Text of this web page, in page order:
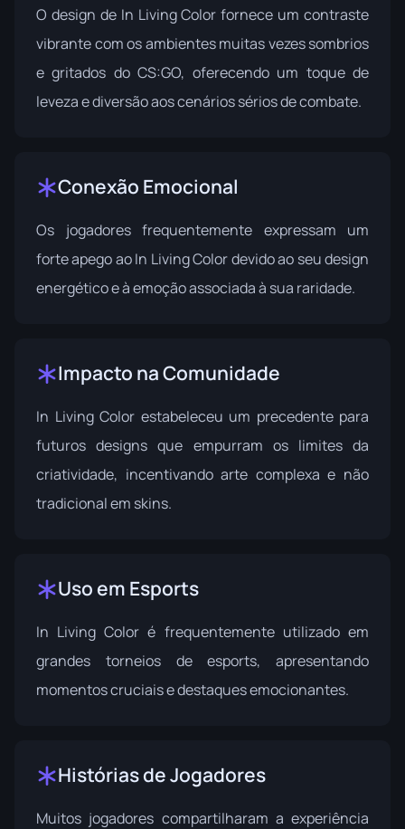
O design de In Living Color fornece um contraste
vibrante com os ambientes muitas vezes sombrios
e gritados do CS:GO, oferecendo um toque de
leveza e diversão aos cenários sérios de combate.
Conexão Emocional
Os jogadores frequentemente expressam um
forte apego ao In Living Color devido ao seu design
energético e à emoção associada à sua raridade.
Impacto na Comunidade
In Living Color estabeleceu um precedente para
futuros designs que empurram os limites da
criatividade, incentivando arte complexa e não
tradicional em skins.
Uso em Esports
In Living Color é frequentemente utilizado em
grandes torneios de esports, apresentando
momentos cruciais e destaques emocionantes.
Histórias de Jogadores
Muitos jogadores compartilharam a experiência